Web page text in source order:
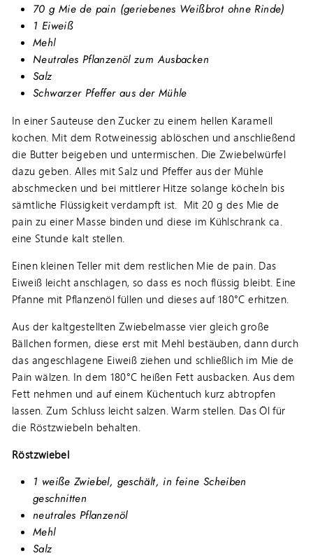
70 g Mie de pain (geriebenes Weißbrot ohne Rinde)
1 Eiweiß
Mehl
Neutrales Pflanzenöl zum Ausbacken
Salz
Schwarzer Pfeffer aus der Mühle
In einer Sauteuse den Zucker zu einem hellen Karamell
kochen. Mit dem Rotweinessig ablöschen und anschließend
die Butter beigeben und untermischen. Die Zwiebelwürfel
dazu geben. Alles mit Salz und Pfeffer aus der Mühle
abschmecken und bei mittlerer Hitze solange köcheln bis
sämtliche Flüssigkeit verdampft ist. Mit 20 g des Mie de
pain zu einer Masse binden und diese im Kühlschrank ca.
eine Stunde kalt stellen.
Einen kleinen Teller mit dem restlichen Mie de pain. Das
Eiweiß leicht anschlagen, so dass es noch flüssig bleibt. Eine
Pfanne mit Pflanzenöl füllen und dieses auf 180°C erhitzen.
Aus der kaltgestellten Zwiebelmasse vier gleich große
Bällchen formen, diese erst mit Mehl bestäuben, dann durch
das angeschlagene Eiweiß ziehen und schließlich im Mie de
Pain wälzen. In dem 180°C heißen Fett ausbacken. Aus dem
Fett nehmen und auf einem Küchentuch kurz abtropfen
lassen. Zum Schluss leicht salzen. Warm stellen. Das Öl für
die Röstzwiebeln behalten.
Röstzwiebel
1 weiße Zwiebel, geschält, in feine Scheiben
geschnitten
neutrales Pflanzenöl
Mehl
Salz